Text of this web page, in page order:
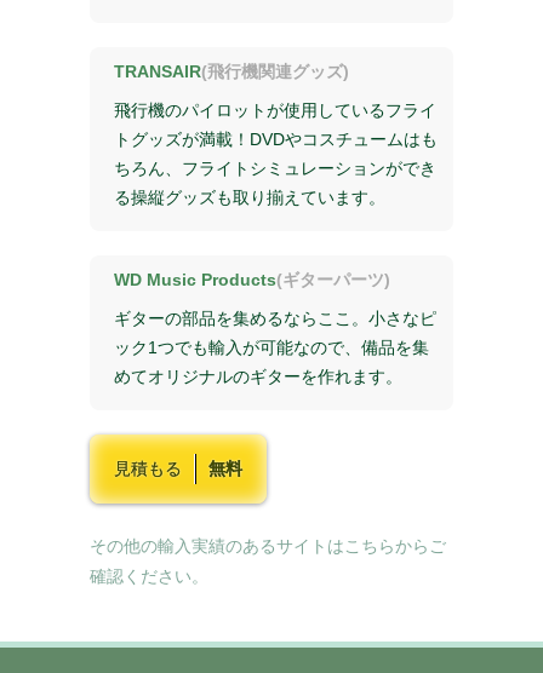
TRANSAIR(飛行機関連グッズ)
飛行機のパイロットが使用しているフライ
トグッズが満載！DVDやコスチュームはも
ちろん、フライトシミュレーションができ
る操縦グッズも取り揃えています。
WD Music Products(ギターパーツ)
ギターの部品を集めるならここ。小さなピ
ック1つでも輸入が可能なので、備品を集
めてオリジナルのギターを作れます。
見積もる 無料
その他の輸入実績のあるサイトはこちらからご
確認ください。